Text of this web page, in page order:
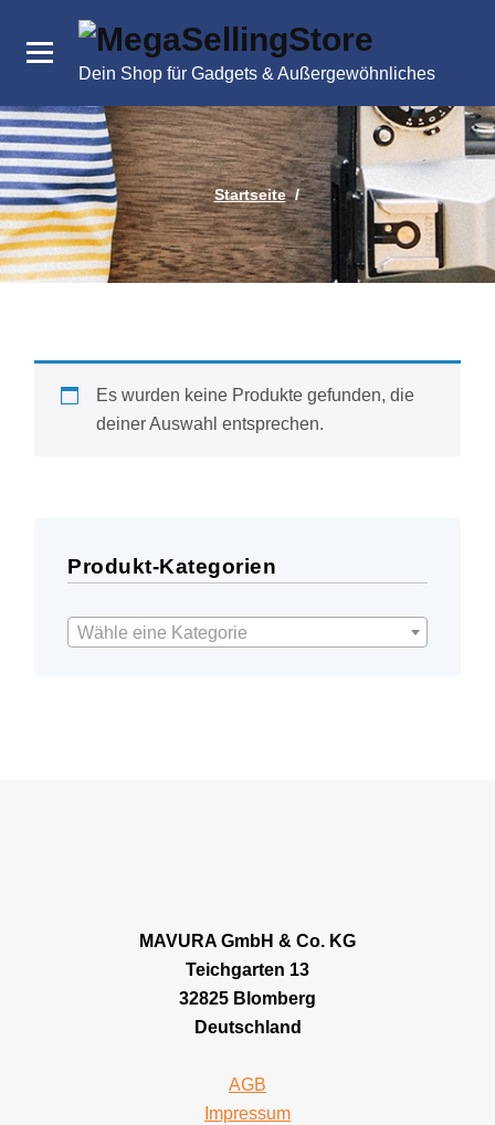
Inhalt
Dein Shop für Gadgets & Außergewöhnliches
Startseite/
Es wurden keine Produkte gefunden, die
deiner Auswahl entsprechen.
Produkt-Kategorien
Wähle eine Kategorie
MAVURA GmbH & Co. KG
Teichgarten 13
32825 Blomberg
Deutschland
AGB
Impressum